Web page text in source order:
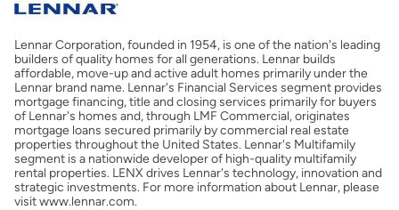
Obtener mi puntaje de crédito
Calcular mi hipoteca
Obtener Aprobación Previa
Preparar mi casa para la venta
Lennar Corporation, founded in 1954, is one of the nation's leading
builders of quality homes for all generations. Lennar builds
affordable, move-up and active adult homes primarily under the
Lennar brand name. Lennar's Financial Services segment provides
mortgage financing, title and closing services primarily for buyers
of Lennar's homes and, through LMF Commercial, originates
mortgage loans secured primarily by commercial real estate
properties throughout the United States. Lennar's Multifamily
segment is a nationwide developer of high-quality multifamily
rental properties. LENX drives Lennar's technology, innovation and
strategic investments. For more information about Lennar, please
visit www.lennar.com.